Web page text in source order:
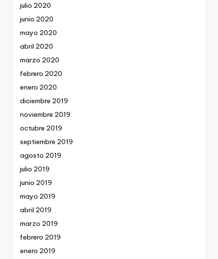
julio 2020
junio 2020
mayo 2020
abril 2020
marzo 2020
febrero 2020
enero 2020
diciembre 2019
noviembre 2019
octubre 2019
septiembre 2019
agosto 2019
julio 2019
junio 2019
mayo 2019
abril 2019
marzo 2019
febrero 2019
enero 2019